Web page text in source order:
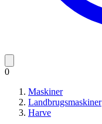
0
Maskiner
Landbrugsmaskiner
Harve